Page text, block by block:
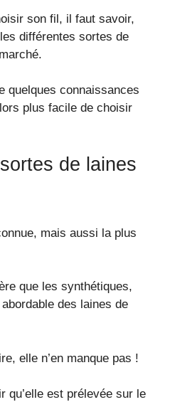
son fil, il faut savoir,
différentes sortes de
quelques connaissances
plus facile de choisir
de laines
mais aussi la plus
que les synthétiques,
des laines de
elle n’en manque pas !
qu’elle est prélevée sur le